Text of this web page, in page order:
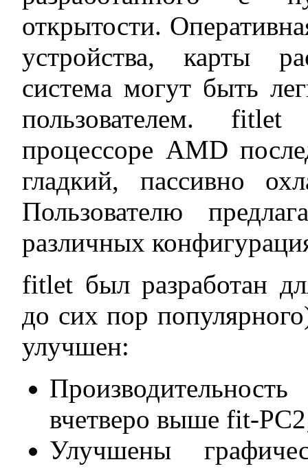
открытости.
устройства, карты
система могут быть
пользователем.
процессоре AMD
гладкий, пассивно
Пользователю
различных
fitlet был разработан
до сих пор
улучшен:
вчетверо выше fit-
Улучшены